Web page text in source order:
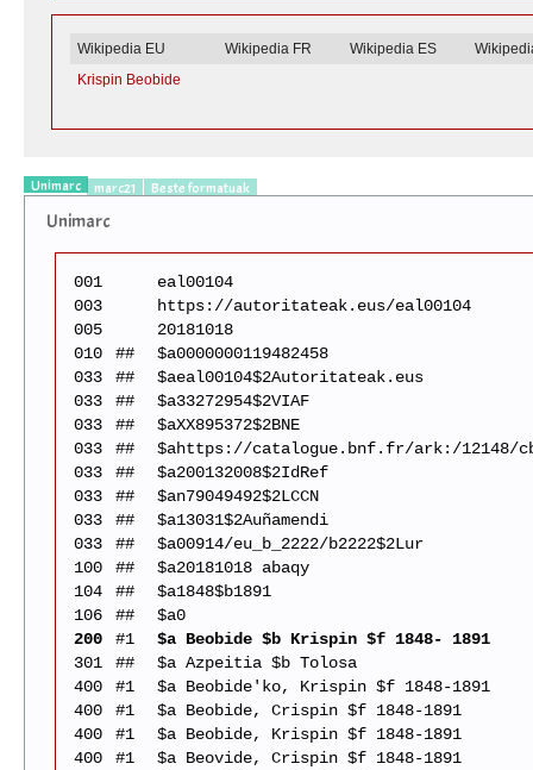
Wikipedia EU Wikipedia FR Wikipedia ES
Krispin Beobide
Unimarc marc21 Beste formatuak
Unimarc
001
eal00104
003
https://autoritateak.eus/eal00104
005
20181018
010
##
$a0000000119482458
033
##
$aeal00104$2Autoritateak.eus
033
##
$a33272954$2VIAF
033
##
$aXX895372$2BNE
033
##
$ahttps://catalogue.bnf.fr/ark:/12148/
033
##
$a200132008$2IdRef
033
##
$an79049492$2LCCN
033
##
$a13031$2Auñamendi
033
##
$a00914/eu_b_2222/b2222$2Lur
100
##
$a20181018 abaqy
104
##
$a1848$b1891
106
##
$a0
200
#1
$a Beobide $b Krispin $f 1848- 1891
301
##
$a Azpeitia $b Tolosa
400
#1
$a Beobide'ko, Krispin $f 1848-1891
400
#1
$a Beobide, Crispin $f 1848-1891
400
#1
$a Beobide, Krispin $f 1848-1891
400
#1
$a Beovide, Crispin $f 1848-1891